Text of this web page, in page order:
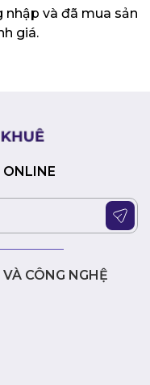
giúp bạn sạc
hoàn hảo cho
hình chất lượng với
mà và khả năng
nhập và đã mua sản
giá.
CÔNG NGHỆ